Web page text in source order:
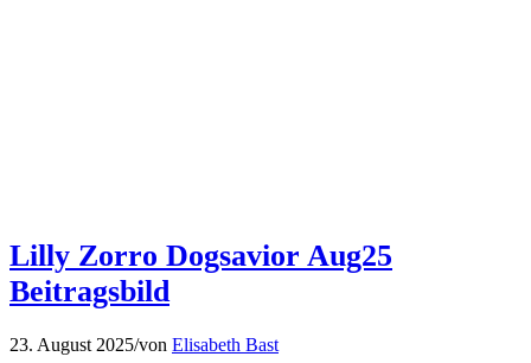
Lilly Zorro Dogsavior Aug25
Beitragsbild
23. August 2025/von Elisabeth Bast